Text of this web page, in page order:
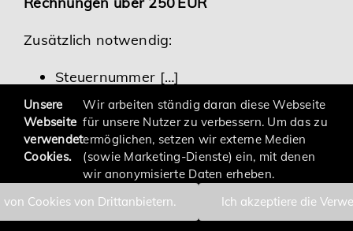
Zusätzlich notwendig:
Steuernummer […]
Datenschutzerklärung
Unsere
Webseite
verwendet
Cookies.
Wir arbeiten ständig daran diese Webseite
für unsere Nutzer zu verbessern. Um das zu
ermöglichen, setzen wir externe Medien
(sowie Marketing-Dienste) ein, mit denen
wir anonymisierte Daten erheben.
Cookies von Drittanbietern.
Ich akzeptiere die